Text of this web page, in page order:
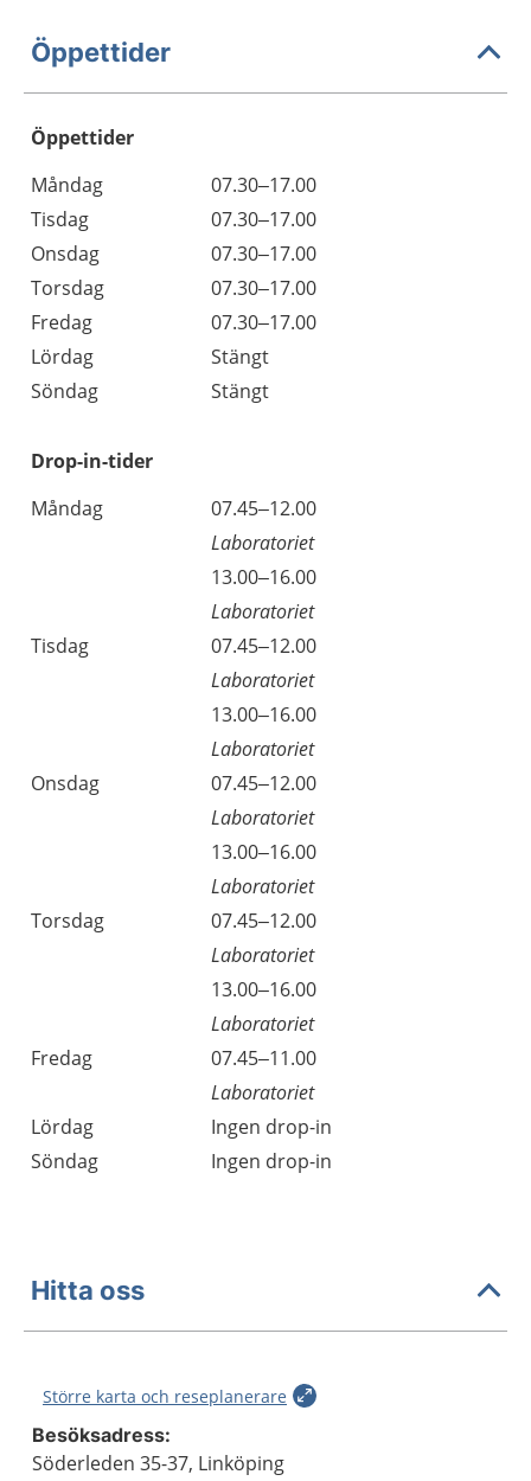
Öppettider
Öppettider
Dag
Öppettider
Kommentarer
Måndag
07.30–17.00
Tisdag
07.30–17.00
Onsdag
07.30–17.00
Torsdag
07.30–17.00
Fredag
07.30–17.00
Lördag
Stängt
Söndag
Stängt
Drop-in-tider
Måndag
07.45–12.00
Laboratoriet
13.00–16.00
Laboratoriet
Tisdag
07.45–12.00
Laboratoriet
13.00–16.00
Laboratoriet
Onsdag
07.45–12.00
Laboratoriet
13.00–16.00
Laboratoriet
Torsdag
07.45–12.00
Laboratoriet
13.00–16.00
Laboratoriet
Fredag
07.45–11.00
Laboratoriet
Lördag
Ingen drop-in
Söndag
Ingen drop-in
Hitta oss
Större karta och reseplanerare
Besöksadress:
Söderleden 35-37, Linköping